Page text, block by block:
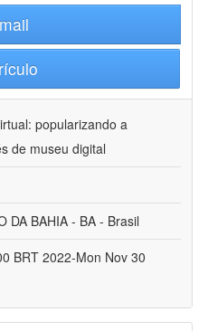
popularizando a
de museu digital
DA BAHIA - BA - Brasil
BRT 2022-Mon Nov 30